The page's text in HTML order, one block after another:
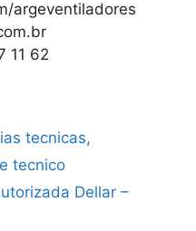
argeventiladores
11 62
tecnicas,
tecnico
Dellar –